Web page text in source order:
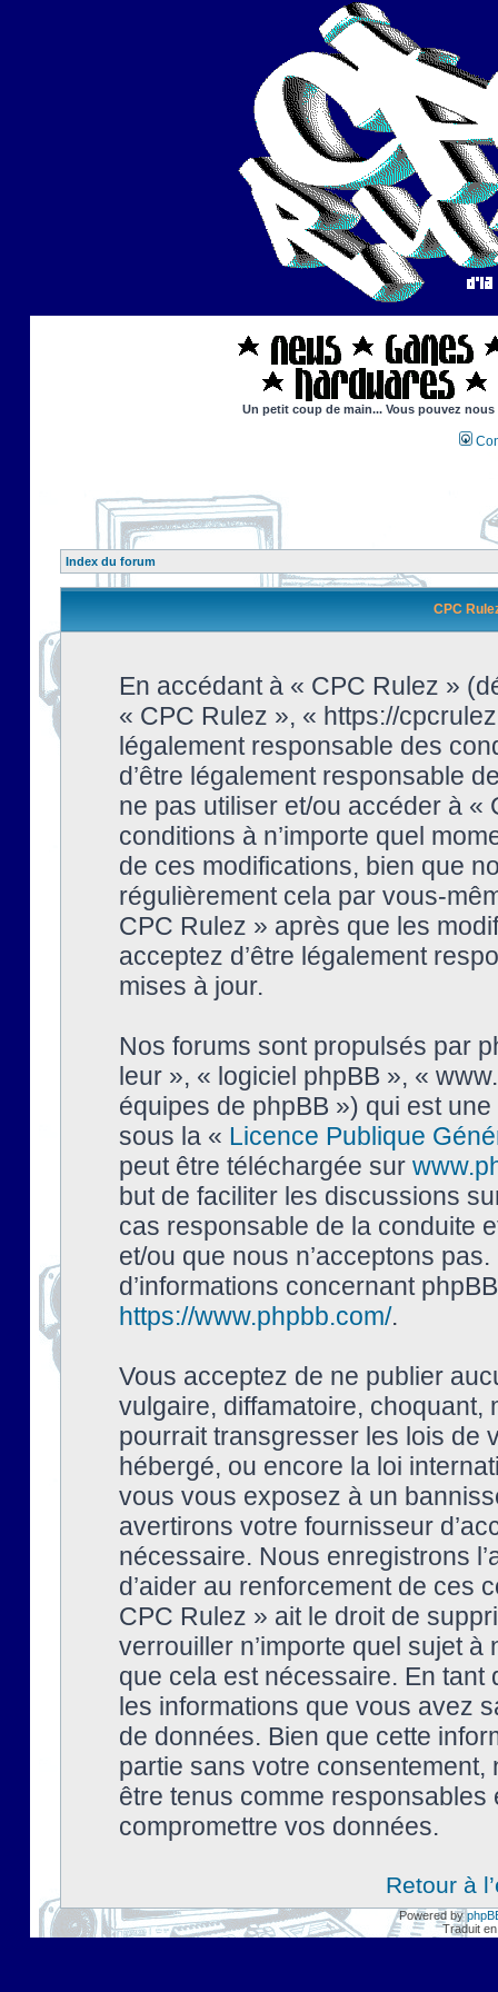
Un petit coup de main... Vous pouvez
Index du forum
CPC
En accédant à « CPC Rulez »
« CPC Rulez », « https://
légalement responsable des
d’être légalement responsable
ne pas utiliser et/ou accéder à
conditions à n’importe quel
de ces modifications, bien que
régulièrement cela par vous-
CPC Rulez » après que les
acceptez d’être légalement
mises à jour.
Nos forums sont propulsés par
leur », « logiciel phpBB », «
équipes de phpBB ») qui est
sous la « Licence Publique
peut être téléchargée sur
but de faciliter les discussions
cas responsable de la conduite
et/ou que nous n’acceptons
d’informations concernant
https://www.phpbb.com/.
Vous acceptez de ne publier
vulgaire, diffamatoire, choquant,
pourrait transgresser les lois de
hébergé, ou encore la loi
vous vous exposez à un
avertirons votre fournisseur
nécessaire. Nous enregistrons
d’aider au renforcement de ces
CPC Rulez » ait le droit de
verrouiller n’importe quel sujet à
que cela est nécessaire. En tant
les informations que vous avez
de données. Bien que cette
partie sans votre
être tenus comme
compromettre vos données.
Retour à
Powered by
Traduit